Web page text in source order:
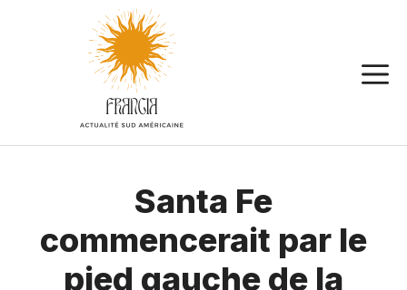
Santa Fe
commencerait par le
pied gauche de la